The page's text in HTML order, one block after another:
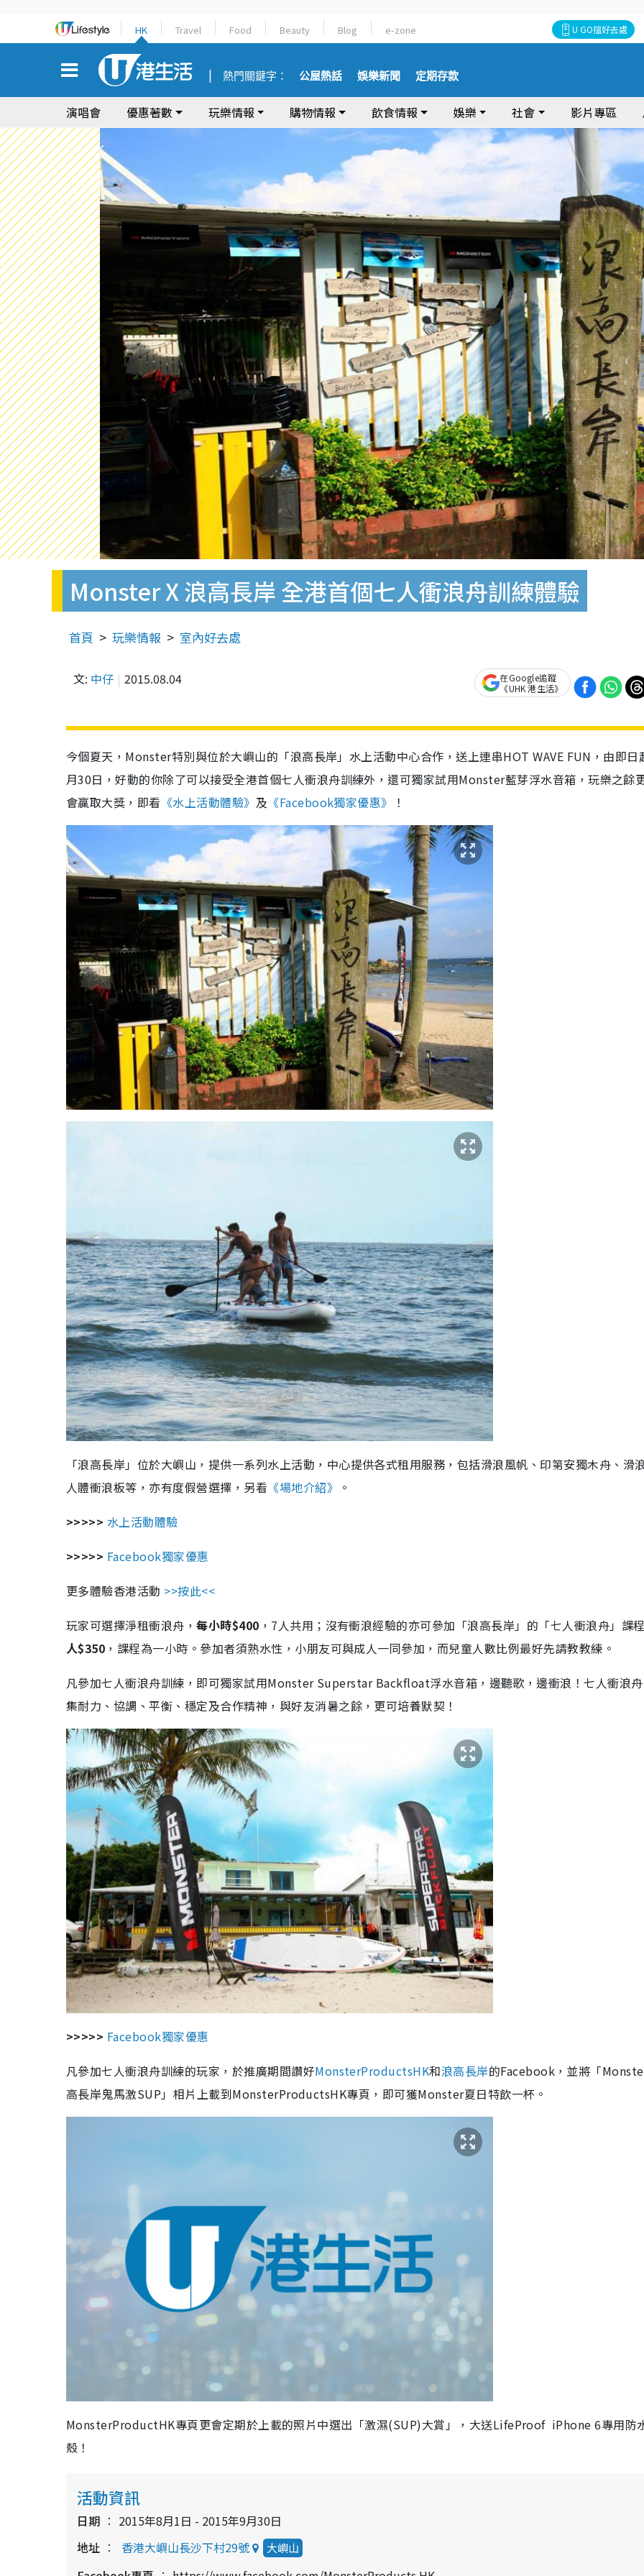
HK Travel Food Beauty Blog e-zone U GO搵好去處
熱門關鍵字： 公屋熱話 娛樂新聞 定期存款
演唱會 優惠著數 玩樂情報 購物情報 飲食情報 娛樂 社會 影片專區
Monster X 浪高長岸 全港首個七人衝浪舟訓練體驗
首頁 玩樂情報 室內好去處
文: 中仔 2015.08.04
在Google追蹤
《UHK 港生活》
今個夏天，Monster特別與位於大嶼山的「浪高長岸」水上活動中心合作，送上連串HOT WAVE FUN，由即日
月30日，好動的你除了可以接受全港首個七人衝浪舟訓練外，還可獨家試用Monster藍芽浮水音箱，玩樂之餘
會贏取大獎，即看 《水上活動體驗》 及 《Facebook獨家優惠》 ！
「浪高長岸」位於大嶼山，提供一系列水上活動，中心提供各式租用服務，包括滑浪風帆、印第安獨木舟、滑
人體衝浪板等，亦有度假營選擇，另看 《場地介紹》 。
>>>>> 水上活動體驗
>>>>> Facebook獨家優惠
更多體驗香港活動 >>按此<<
玩家可選擇淨租衝浪舟，每小時$400 ，7人共用；沒有衝浪經驗的亦可參加「浪高長岸」的「七人衝浪舟」課
人$350 ，課程為一小時。參加者須熟水性，小朋友可與成人一同參加，而兒童人數比例最好先請教教練。
凡參加七人衝浪舟訓練，即可獨家試用Monster Superstar Backfloat浮水音箱，邊聽歌，邊衝浪！七人衝浪
集耐力、協調、平衡、穩定及合作精神，與好友消暑之餘，更可培養默契！
>>>>> Facebook獨家優惠
凡參加七人衝浪舟訓練的玩家，於推廣期間讚好MonsterProductsHK和浪高長岸的Facebook，並將「
高長岸鬼馬激SUP」相片上載到MonsterProductsHK專頁，即可獲Monster夏日特飲一杯。
MonsterProductHK專頁更會定期於上載的照片中選出「激濕(SUP)大賞」，大送LifeProof iPhone 6專用防
殼！
活動資訊
日期
2015年8月1日 - 2015年9月30日
地址
香港大嶼山長沙下村29號 大嶼山